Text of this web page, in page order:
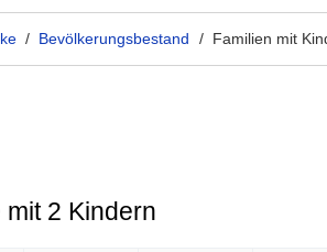
/ Bevölkerungsbestand / Familien mit
2 Kindern